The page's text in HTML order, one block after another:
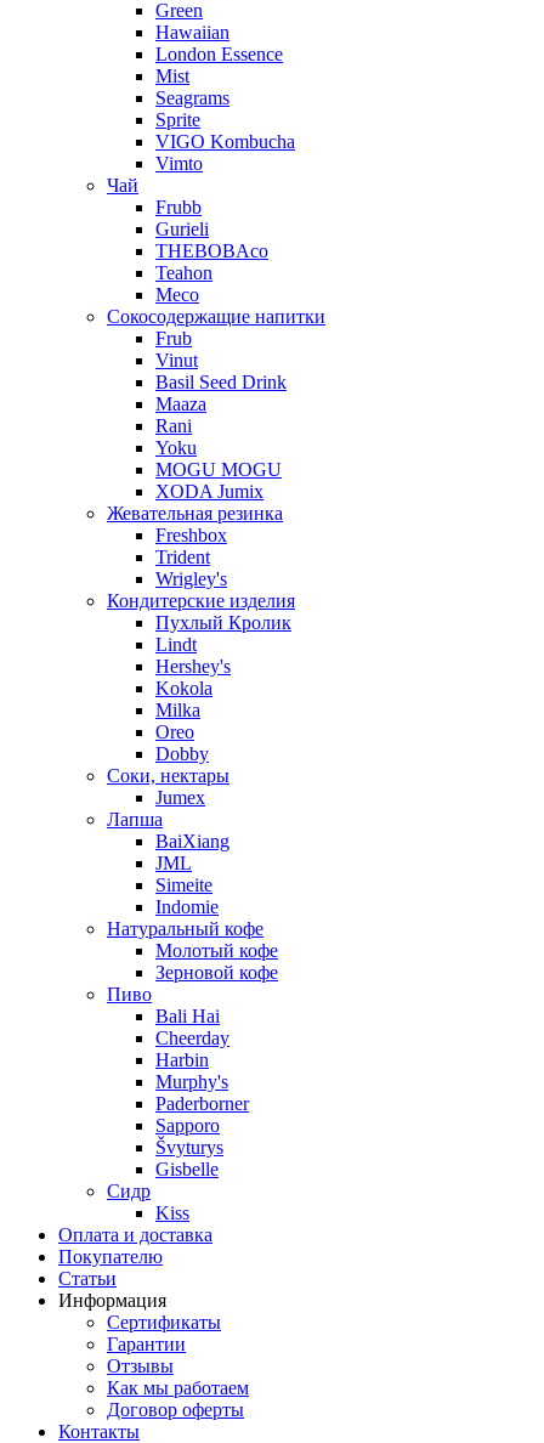
Green
Hawaiian
London Essence
Mist
Seagrams
Sprite
VIGO Kombucha
Vimto
Чай
Frubb
Gurieli
THEBOBAco
Teahon
Meco
Сокосодержащие напитки
Frub
Vinut
Basil Seed Drink
Maaza
Rani
Yoku
MOGU MOGU
XODA Jumix
Жевательная резинка
Freshbox
Trident
Wrigley's
Кондитерские изделия
Пухлый Кролик
Lindt
Hershey's
Kokola
Milka
Oreo
Dobby
Соки, нектары
Jumex
Лапша
BaiXiang
JML
Simeite
Indomie
Натуральный кофе
Молотый кофе
Зерновой кофе
Пиво
Bali Hai
Cheerday
Harbin
Murphy's
Paderborner
Sapporo
Švyturys
Gisbelle
Сидр
Kiss
Оплата и доставка
Покупателю
Статьи
Информация
Сертификаты
Гарантии
Отзывы
Как мы работаем
Договор оферты
Контакты